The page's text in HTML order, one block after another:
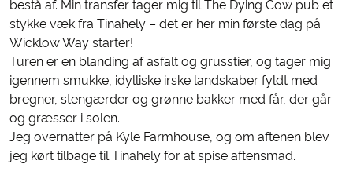
bestå af. Min transfer tager mig til The Dying Cow pub et
stykke væk fra Tinahely – det er her min første dag på
Wicklow Way starter!
Turen er en blanding af asfalt og grusstier, og tager mig
igennem smukke, idylliske irske landskaber fyldt med
bregner, stengærder og grønne bakker med får, der går
og græsser i solen.
Jeg overnatter på Kyle Farmhouse, og om aftenen blev
jeg kørt tilbage til Tinahely for at spise aftensmad.